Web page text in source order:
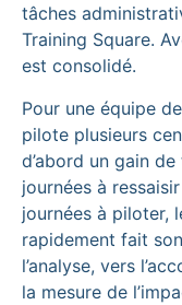
tâches
Training Square.
est consolidé.
Pour une équipe
pilote plusieurs
d’abord un gain
journées à
journées à piloter,
rapidement fait
l’analyse, vers
la mesure de